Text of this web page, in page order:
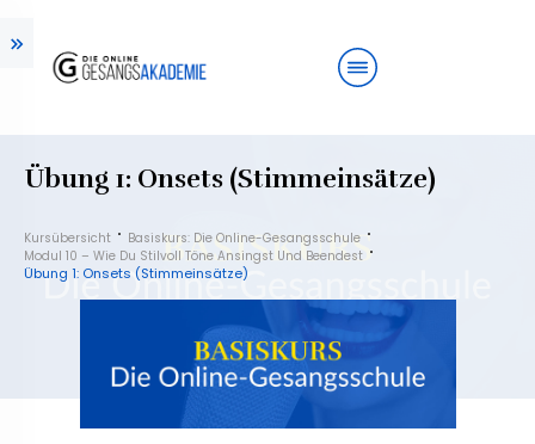
Übung 1: Onsets (Stimmeinsätze)
Kursübersicht
Basiskurs: Die Online-Gesangsschule
Modul 10 – Wie Du Stilvoll Töne Ansingst Und Beendest
Übung 1: Onsets (Stimmeinsätze)